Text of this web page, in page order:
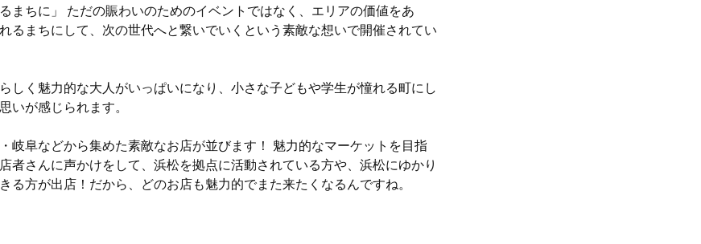
まちに」 ただの賑わいのためのイベントではなく、エリアの価値をあ
るまちにして、次の世代へと繋いでいくという素敵な想いで開催されてい
しく魅力的な大人がいっぱいになり、小さな子どもや学生が憧れる町にし
いが感じられます。
岐阜などから集めた素敵なお店が並びます！ 魅力的なマーケットを目指
者さんに声かけをして、浜松を拠点に活動されている方や、浜松にゆかり
る方が出店！だから、どのお店も魅力的でまた来たくなるんですね。